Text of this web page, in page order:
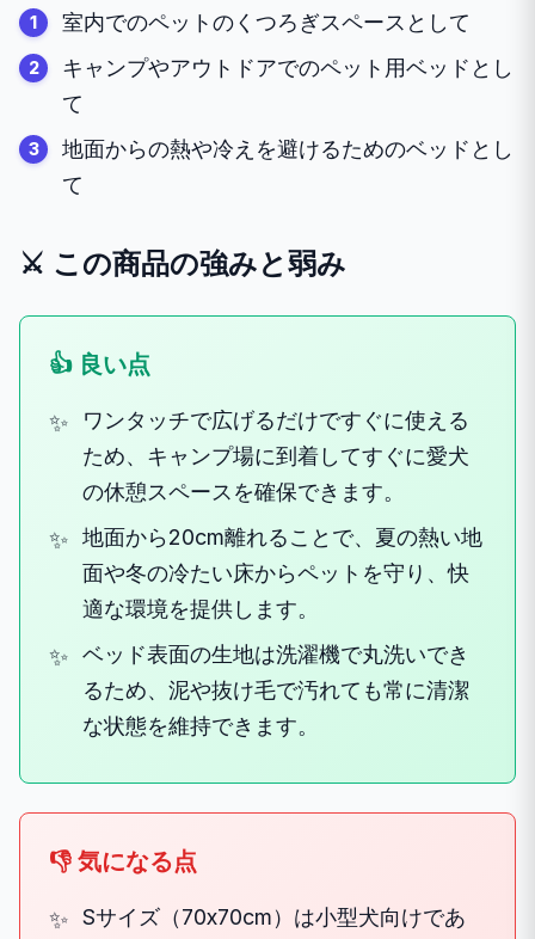
室内でのペットのくつろぎスペースとして
キャンプやアウトドアでのペット用ベッドとし
て
地面からの熱や冷えを避けるためのベッドとし
て
⚔️ この商品の強みと弱み
👍 良い点
ワンタッチで広げるだけですぐに使える
ため、キャンプ場に到着してすぐに愛犬
の休憩スペースを確保できます。
地面から20cm離れることで、夏の熱い地
面や冬の冷たい床からペットを守り、快
適な環境を提供します。
ベッド表面の生地は洗濯機で丸洗いでき
るため、泥や抜け毛で汚れても常に清潔
な状態を維持できます。
👎 気になる点
Sサイズ（70x70cm）は小型犬向けであ